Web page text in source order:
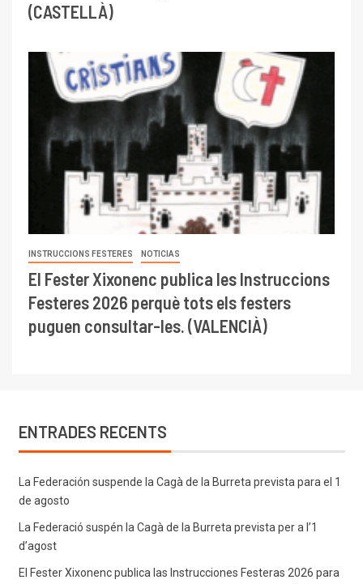
(CASTELLÀ)
INSTRUCCIONS FESTERES NOTICIAS
El Fester Xixonenc publica les Instruccions
Festeres 2026 perquè tots els festers
puguen consultar-les. (VALENCIÀ)
ENTRADES RECENTS
La Federación suspende la Cagà de la Burreta prevista para el 1
de agosto
La Federació suspén la Cagà de la Burreta prevista per a l’1
d’agost
El Fester Xixonenc publica las Instrucciones Festeras 2026 para